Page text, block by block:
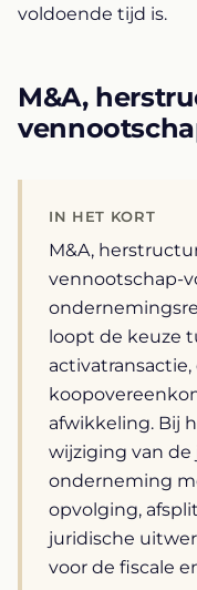
voldoende tijd is.
M&A,
IN HET KORT
M&A,
vennootschap-
loopt de keuze
afwikkeling. Bij
wijziging van
onderneming
opvolging,
juridische
voor de fiscale